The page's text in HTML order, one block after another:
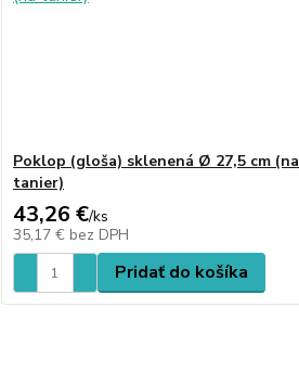
Poklop (gloša) sklenená Ø 27,5 cm (na
tanier)
43,26 €/ks
35,17 € bez DPH
Pridať do košíka